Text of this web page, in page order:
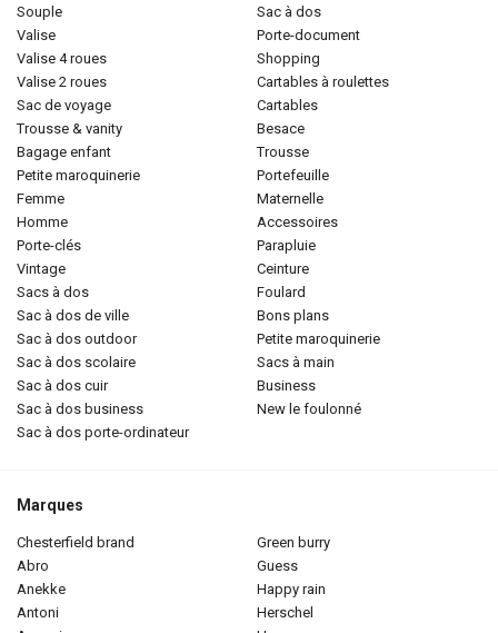
souple
valise
valise 4 roues
valise 2 roues
sac de voyage
trousse & vanity
bagage enfant
petite maroquinerie
femme
homme
porte-clés
vintage
sacs à dos
sac à dos de ville
sac à dos outdoor
sac à dos scolaire
sac à dos cuir
sac à dos business
sac à dos porte-ordinateur
sac à dos
porte-document
shopping
cartables à roulettes
cartables
besace
trousse
portefeuille
maternelle
accessoires
parapluie
ceinture
foulard
bons plans
petite maroquinerie
sacs à main
business
new le foulonné
Marques
chesterfield brand
abro
anekke
antoni
green burry
guess
happy rain
herschel